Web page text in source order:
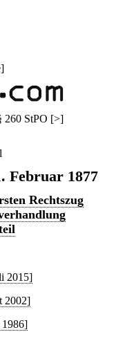
]
260 StPO [>]
Februar 1877
Rechtszug
2015]
2002]
1986]